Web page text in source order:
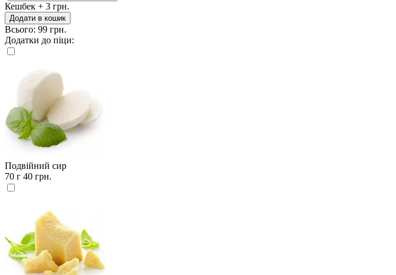
Кешбек + 3 грн.
Додати в кошик
Всього: 99 грн.
Додатки до піци:
Подвійний сир
70 г 40 грн.